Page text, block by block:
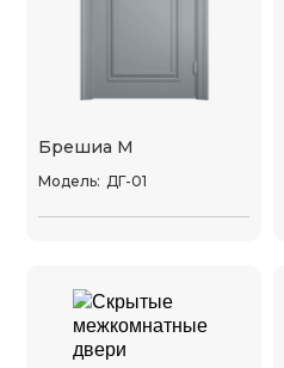
Брешиа M
Модель: ДГ-01